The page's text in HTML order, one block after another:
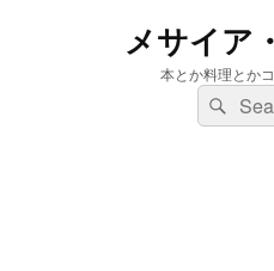
メサイア
本とか料理とか
検
索:
検
索